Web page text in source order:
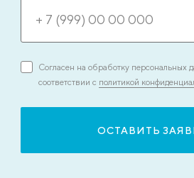
Согласен на обработку персональных
соответствии с политикой